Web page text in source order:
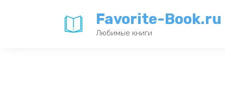
Favorite-Book.ru
Любимые книги